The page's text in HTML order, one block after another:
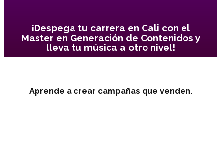
¡Despega tu carrera en Cali con el
Master en Generación de Contenidos y
lleva tu música a otro nivel!
Aprende a crear campañas que venden.